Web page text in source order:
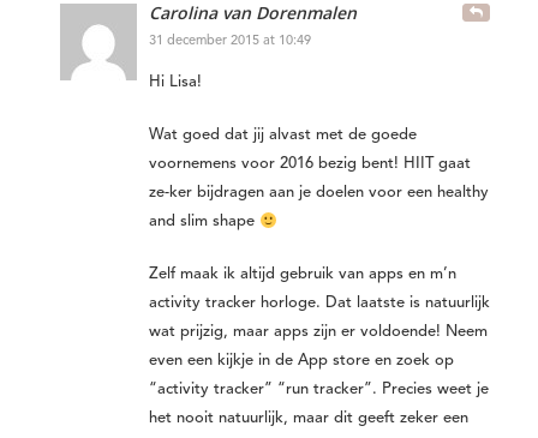
Carolina van Dorenmalen
31 december 2015 at 10:49
Hi Lisa!
Wat goed dat jij alvast met de goede
voornemens voor 2016 bezig bent! HIIT gaat
ze-ker bijdragen aan je doelen voor een healthy
and slim shape
Zelf maak ik altijd gebruik van apps en m’n
activity tracker horloge. Dat laatste is natuurlijk
wat prijzig, maar apps zijn er voldoende! Neem
even een kijkje in de App store en zoek op
“activity tracker” “run tracker”. Precies weet je
het nooit natuurlijk, maar dit geeft zeker een